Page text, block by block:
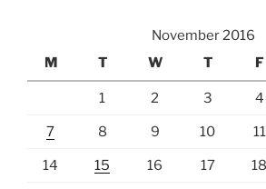
November 2016
M
T W T F
1 2 3 4
7 8 9 10 11
14 15 16 17 18